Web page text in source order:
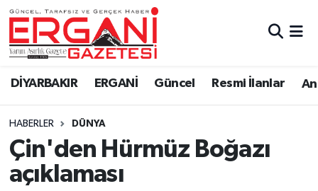
DİYARBAKIR ERGANİ Güncel Resmi İlanlar
HABERLER DÜNYA
Çin'den Hürmüz Boğazı
açıklaması
DİYARBAKIR
BİSMİL
BAĞLAR
ERGANİ
Güncel
Eği̇ti̇m
Ergani Nöbetçi Eczaneler
Ergani Hava Durumu
Ergani Trafik Yoğunluk Haritası
Süper Lig Puan Durumu ve Fikstür